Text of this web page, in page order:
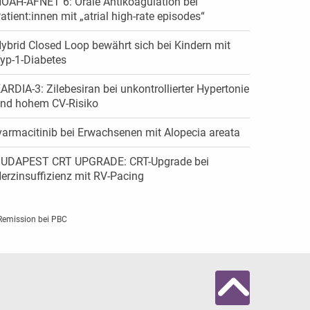
mit „atrial high-rate episodes“
Closed Loop bewährt sich bei Kindern mit
1-Diabetes
3: Zilebesiran bei unkontrollierter Hypertonie
hohem CV-Risiko
bei Erwachsenen mit Alopecia areata
CRT UPGRADE: CRT-Upgrade bei
mit RV-Pacing
bei PBC